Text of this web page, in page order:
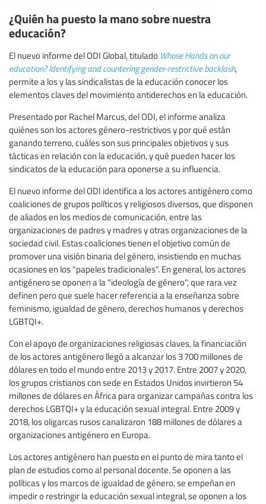
¿Quién ha puesto la mano sobre nuestra
educación?
El nuevo informe del ODI Global, titulado Whose Hands on our
education? Identifying and countering gender-restrictive backlash,
permite a los y las sindicalistas de la educación conocer los
elementos claves del movimiento antiderechos en la educación.
Presentado por Rachel Marcus, del ODI, el informe analiza
quiénes son los actores género-restrictivos y por qué están
ganando terreno, cuáles son sus principales objetivos y sus
tácticas en relación con la educación, y qué pueden hacer los
sindicatos de la educación para oponerse a su influencia.
El nuevo informe del ODI identifica a los actores antigénero como
coaliciones de grupos políticos y religiosos diversos, que disponen
de aliados en los medios de comunicación, entre las
organizaciones de padres y madres y otras organizaciones de la
sociedad civil. Estas coaliciones tienen el objetivo común de
promover una visión binaria del género, insistiendo en muchas
ocasiones en los "papeles tradicionales". En general, los actores
antigénero se oponen a la "ideología de género", que rara vez
definen pero que suele hacer referencia a la enseñanza sobre
feminismo, igualdad de género, derechos humanos y derechos
LGBTQI+.
Con el apoyo de organizaciones religiosas claves, la financiación
de los actores antigénero llegó a alcanzar los 3 700 millones de
dólares en todo el mundo entre 2013 y 2017. Entre 2007 y 2020,
los grupos cristianos con sede en Estados Unidos invirtieron 54
millones de dólares en África para organizar campañas contra los
derechos LGBTQI+ y la educación sexual integral. Entre 2009 y
2018, los oligarcas rusos canalizaron 188 millones de dólares a
organizaciones antigénero en Europa.
Los actores antigénero han puesto en el punto de mira tanto el
plan de estudios como al personal docente. Se oponen a las
políticas y los marcos de igualdad de género, se empeñan en
impedir o restringir la educación sexual integral, se oponen a los